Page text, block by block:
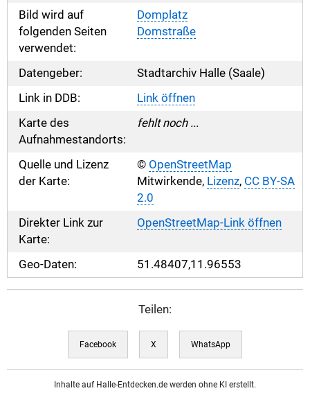
Bild wird auf
folgenden Seiten
verwendet:
Domplatz
Domstraße
Datengeber:
Stadtarchiv Halle (Saale)
Link in DDB:
Link öffnen
Karte des
Aufnahmestandorts:
fehlt noch ...
Quelle und Lizenz
der Karte:
© OpenStreetMap
Mitwirkende, Lizenz, CC BY-SA
2.0
Direkter Link zur
Karte:
OpenStreetMap-Link öffnen
Geo-Daten: 51.48407,11.96553
Teilen:
Facebook X WhatsApp
Inhalte auf Halle-Entdecken.de werden ohne KI erstellt.